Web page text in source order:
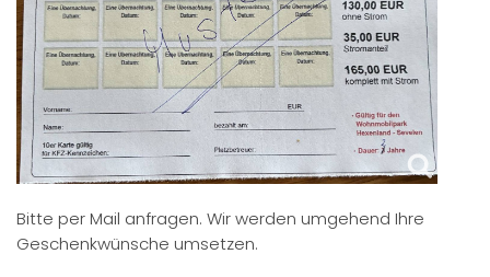
Bitte per Mail anfragen. Wir werden umgehend Ihre
Geschenkwünsche umsetzen.